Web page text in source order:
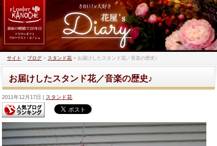
サイト > ブログ > スタンド花 > お届けしたスタンド花／音楽の歴史♪
お届けしたスタンド花／音楽の歴史♪
2011年12月17日 スタンド花